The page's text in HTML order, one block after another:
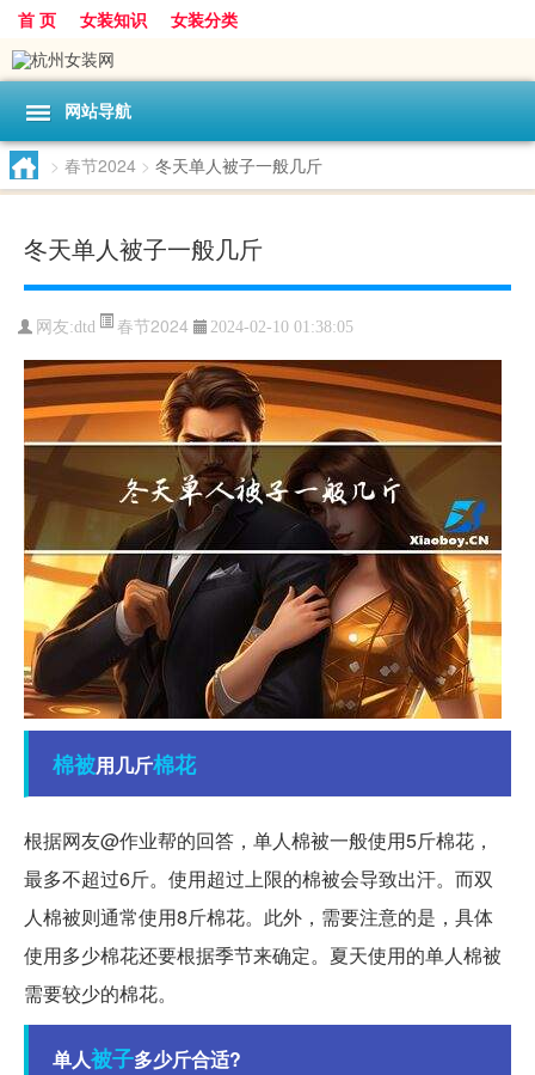
首 页 女装知识 女装分类
网站导航
> 春节2024 > 冬天单人被子一般几斤
冬天单人被子一般几斤
网友:dtd 春节2024 2024-02-10 01:38:05
棉被用几斤棉花
根据网友@作业帮的回答，单人棉被一般使用5斤棉花，
最多不超过6斤。使用超过上限的棉被会导致出汗。而双
人棉被则通常使用8斤棉花。此外，需要注意的是，具体
使用多少棉花还要根据季节来确定。夏天使用的单人棉被
需要较少的棉花。
单人被子多少斤合适?